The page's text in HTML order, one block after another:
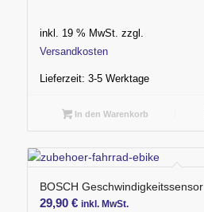
inkl. 19 % MwSt. zzgl.
Versandkosten
Lieferzeit: 3-5 Werktage
In den Warenkorb
BOSCH Geschwindigkeitssensor
29,90 € inkl. MwSt.